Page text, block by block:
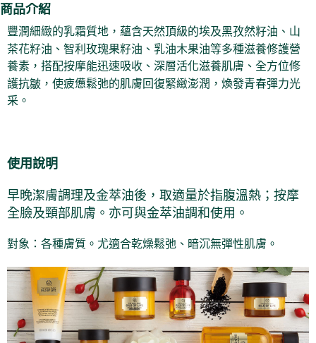
消。如遇「轉專審核」未通過狀況，表示未達大哥付你分期系統評分，恕無
法說明評估內容。
【繳款方式說明】
1.分期款項不併入電信帳單，「大哥付你分期」於每月結算日後寄送繳費提
醒簡訊。
2.透過簡訊連結打開帳單後，可選擇「超商條碼／台灣大直營門市／銀行轉
帳／街口支付／iPASS MONEY」等通路繳費。
2.基於同意付款使用「大哥付你分期」之契約關係目的，商店將以您的個人
由本公司與您本人進行分期帳單所需資料之確認、核對及更正。
3.完整用戶服務條款，請詳閱以下連結： https://oppay.tw/userRule
１．簡單：不需註冊會員、不需綁卡、不需儲值。
３．安心：先確認商品／服務後，再付款。
【「AFTEE先享後付」結帳流程】
１．於結帳方式選擇「AFTEE先享後付」後，將跳轉至「AFTEE先享後付」
結帳頁面，進行簡訊認證並確認金額後，即可完成結帳。
３．收到繳費通知簡訊後14天內，點擊此簡訊中的連結，可透過四大超商／
後付繳納相關費用。
※ 交易是否成功請以「AFTEE先享後付 」之結帳頁面顯示為準，若有關於
客戶支援中心」https://netprotections.freshdesk.com/support/home
【注意事項】
易，需依本服務之必要範圍內提供個人資料，並將交易相關給付款項請求債
２．關於個人資料處理事宜，請瀏覽以下網址：
https://aftee.tw/terms/#terms3
３．未成年的使用者請事先徵得法定代理人或監護人之同意方可使用
「AFTEE先享後付」，若未經同意申辦者引起之損失，本公司不負相關責
任。
４．使用「AFTEE先享後付」時，將依據個別帳號之用戶狀況，依本公司即
運送方式
付款後全家取貨
每筆NT$70，滿NT$899(含以上)免運費
付款後7-11取貨
每筆NT$70，滿NT$899(含以上)免運費
京站台北店客服中心(1F星巴克旁) 即日起不提供京站紙袋，取件時
請自備購物袋，若需購買紙袋可現場詢問
免運費
商品介紹
豐潤細緻的乳霜質地，蘊含天然頂級的埃及黑孜然籽油、山
茶花籽油、智利玫瑰果籽油、乳油木果油等多種滋養修護營
養素，搭配按摩能迅速吸收、深層活化滋養肌膚、全方位修
護抗皺，使疲憊鬆弛的肌膚回復緊緻澎潤，煥發青春彈力光
采。
使用說明
早晚潔膚調理及金萃油後，取適量於指腹溫熱；按摩
全臉及頸部肌膚。亦可與金萃油調和使用。
對象：各種膚質。 尤適合乾燥鬆弛、暗沉無彈性肌膚。